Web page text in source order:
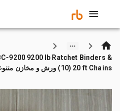
9200 9200 lb Ratchet Binders &
(10) 20 ft Chains ورش و مخازن متنوعة (Unused)